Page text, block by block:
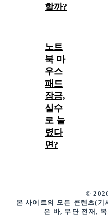
할까?
노트
북 마
우스
패드
잠금,
실수
로 눌
렸다
면?
©
본 사이트의 모든 콘텐츠(기
은 바, 무단 전재,